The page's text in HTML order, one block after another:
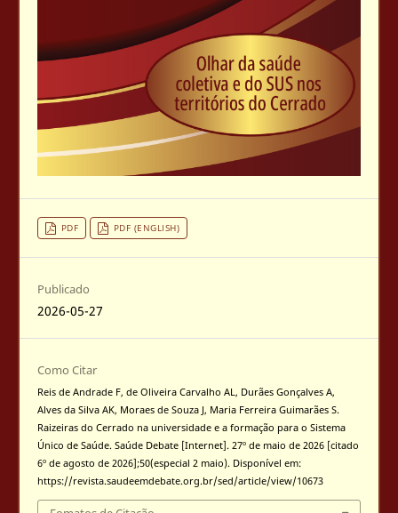
PDF PDF (ENGLISH)
Publicado
2026-05-27
Como Citar
Reis de Andrade F, de Oliveira Carvalho AL, Durães Gonçalves A,
Alves da Silva AK, Moraes de Souza J, Maria Ferreira Guimarães S.
Raizeiras do Cerrado na universidade e a formação para o Sistema
Único de Saúde. Saúde Debate [Internet]. 27º de maio de 2026 [citado
6º de agosto de 2026];50(especial 2 maio). Disponível em:
https://revista.saudeemdebate.org.br/sed/article/view/10673